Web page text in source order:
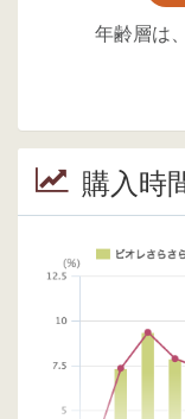
年齢層は
購入時